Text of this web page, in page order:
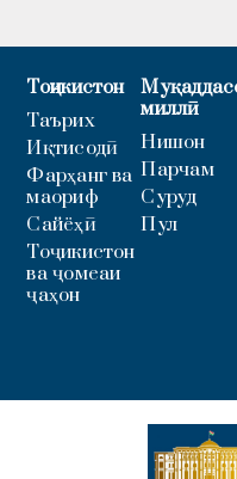
Тоҷикистон
Таърих
Иқтисодӣ
Фарҳанг ва
маориф
Сайёҳӣ
Тоҷикистон
ва ҷомеаи
ҷаҳон
миллӣ
Нишон
Парчам
Суруд
Пул